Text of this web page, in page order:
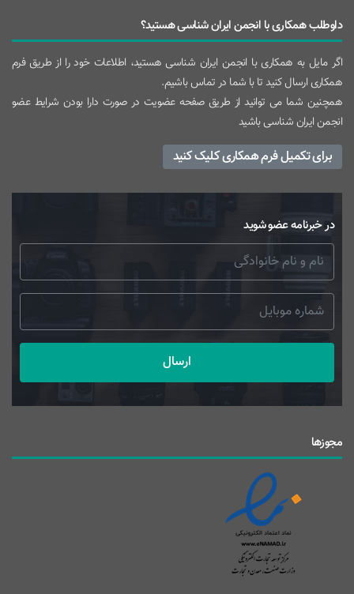
داوطلب همکاری با انجمن ایران شناسی هستید؟
اگر مایل به همکاری با انجمن ایران شناسی هستید، اطلاعات خود را از طریق فرم
همکاری ارسال کنید تا با شما در تماس باشیم.
همچنین شما می توانید از طریق صفحه عضویت در صورت دارا بودن شرایط عضو
انجمن ایران شناسی باشید
برای تکمیل فرم همکاری کلیک کنید
در خبرنامه عضو شوید
ارسال
مجوزها